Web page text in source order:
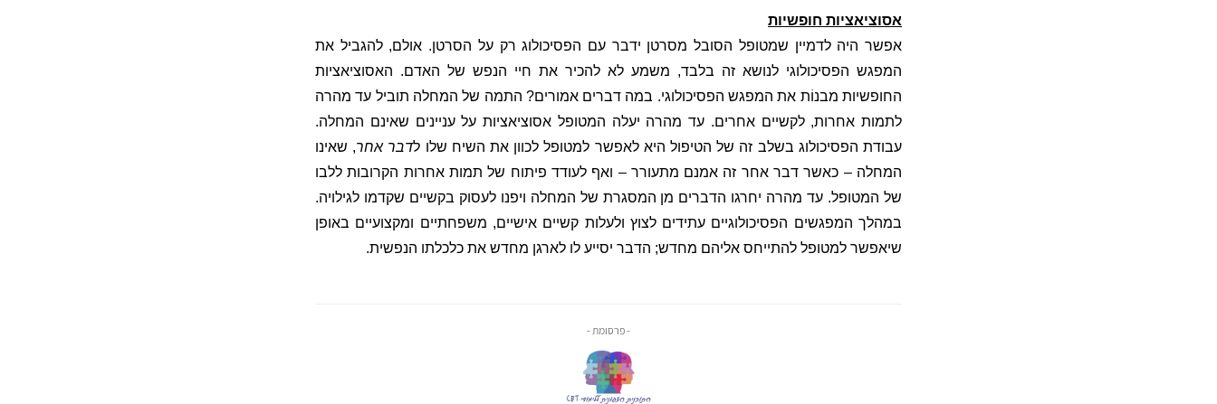
אסוציאציות חופשיות
אפשר היה לדמיין שמטופל הסובל מסרטן ידבר עם הפסיכולוג רק על הסרטן. אולם, להגביל את
המפגש הפסיכולוגי לנושא זה בלבד, משמע לא להכיר את חיי הנפש של האדם. האסוציאציות
החופשיות מבנוֹת את המפגש הפסיכולוגי. במה דברים אמורים? התמה של המחלה תוביל עד מהרה
לתמות אחרות, לקשיים אחרים. עד מהרה יעלה המטופל אסוציאציות על עניינים שאינם המחלה.
עבודת הפסיכולוג בשלב זה של הטיפול היא לאפשר למטופל לכוון את השיח שלו לדבר אחר, שאינו
המחלה – כאשר דבר אחר זה אמנם מתעורר – ואף לעודד פיתוח של תמות אחרות הקרובות ללבו
של המטופל. עד מהרה יחרגו הדברים מן המסגרת של המחלה ויפנו לעסוק בקשיים שקדמו לגילויה.
במהלך המפגשים הפסיכולוגיים עתידים לצוץ ולעלות קשיים אישיים, משפחתיים ומקצועיים באופן
שיאפשר למטופל להתייחס אליהם מחדש; הדבר יסייע לו לארגן מחדש את כלכלתו הנפשית.
- פרסומת -